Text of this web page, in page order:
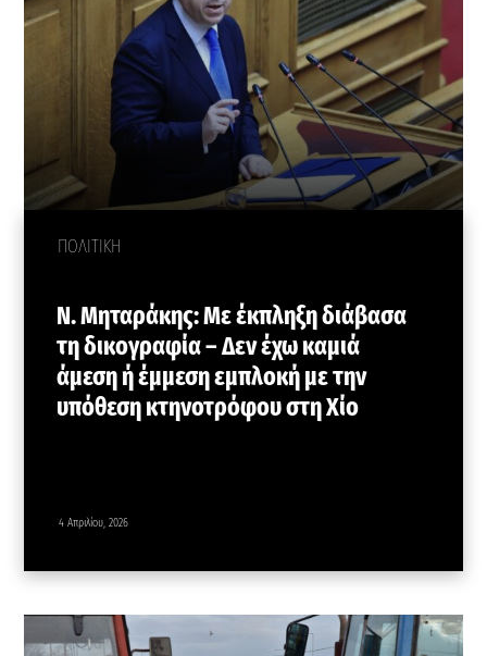
ΠΟΛΙΤΙΚΗ
Ν. Μηταράκης: Με έκπληξη διάβασα
τη δικογραφία – Δεν έχω καμιά
άμεση ή έμμεση εμπλοκή με την
υπόθεση κτηνοτρόφου στη Χίο
4 Απριλίου, 2026